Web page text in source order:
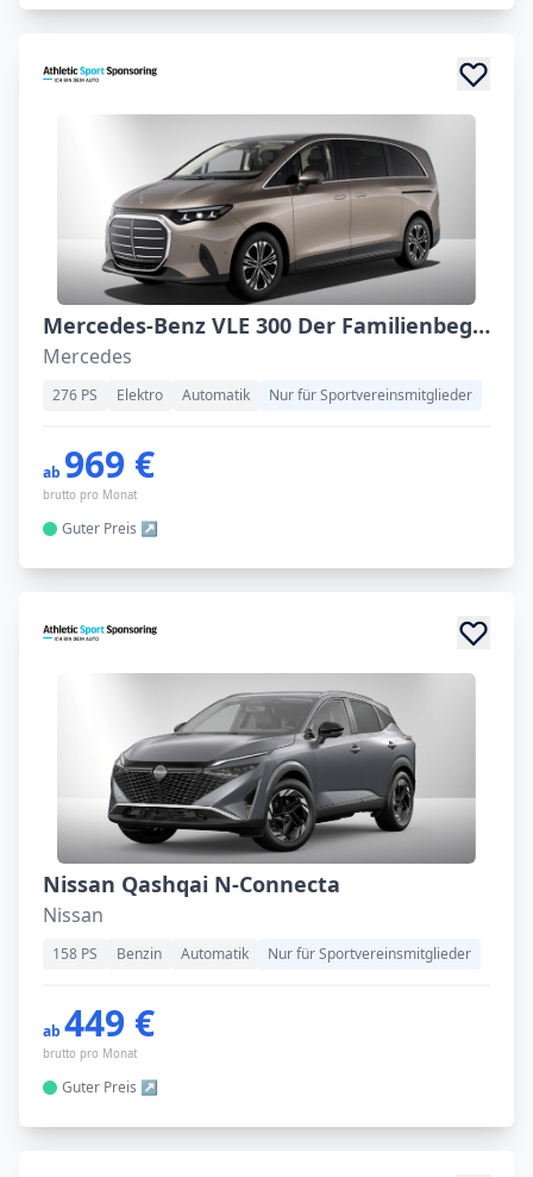
Mercedes-Benz VLE 300 Der Familienbegleiter 3,7t
Mercedes
276 PS Elektro Automatik Nur für Sportvereinsmitglieder
ab 969 €
brutto pro Monat
Guter Preis
Nissan Qashqai N-Connecta
Nissan
158 PS Benzin Automatik Nur für Sportvereinsmitglieder
ab 449 €
brutto pro Monat
Guter Preis